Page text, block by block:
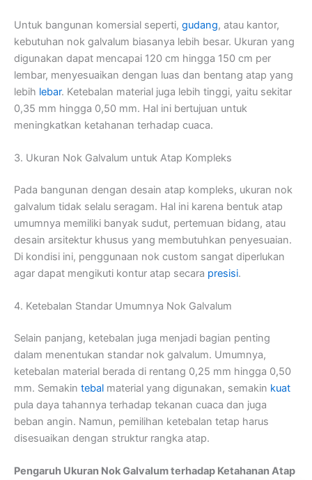
Untuk bangunan komersial seperti, gudang, atau kantor,
kebutuhan nok galvalum biasanya lebih besar. Ukuran yang
digunakan dapat mencapai 120 cm hingga 150 cm per
lembar, menyesuaikan dengan luas dan bentang atap yang
lebih lebar. Ketebalan material juga lebih tinggi, yaitu sekitar
0,35 mm hingga 0,50 mm. Hal ini bertujuan untuk
meningkatkan ketahanan terhadap cuaca.
3. Ukuran Nok Galvalum untuk Atap Kompleks
Pada bangunan dengan desain atap kompleks, ukuran nok
galvalum tidak selalu seragam. Hal ini karena bentuk atap
umumnya memiliki banyak sudut, pertemuan bidang, atau
desain arsitektur khusus yang membutuhkan penyesuaian.
Di kondisi ini, penggunaan nok custom sangat diperlukan
agar dapat mengikuti kontur atap secara presisi.
4. Ketebalan Standar Umumnya Nok Galvalum
Selain panjang, ketebalan juga menjadi bagian penting
dalam menentukan standar nok galvalum. Umumnya,
ketebalan material berada di rentang 0,25 mm hingga 0,50
mm. Semakin tebal material yang digunakan, semakin kuat
pula daya tahannya terhadap tekanan cuaca dan juga
beban angin. Namun, pemilihan ketebalan tetap harus
disesuaikan dengan struktur rangka atap.
Pengaruh Ukuran Nok Galvalum terhadap Ketahanan Atap